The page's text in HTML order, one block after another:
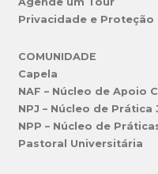
Privacidade e Proteção
COMUNIDADE
Capela
NAF – Núcleo de Apoio
NPJ – Núcleo de Prática
NPP – Núcleo de
Pastoral Universitária